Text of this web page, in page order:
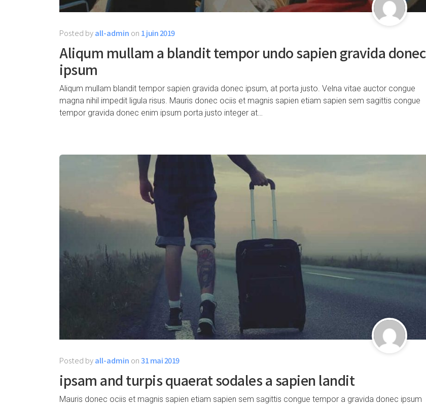
Posted byall-admin on 1 juin 2019
Aliqum mullam a blandit tempor undo sapien gravida donec
ipsum
Aliqum mullam blandit tempor sapien gravida donec ipsum, at porta justo. Velna vitae auctor congue
magna nihil impedit ligula risus. Mauris donec ociis et magnis sapien etiam sapien sem sagittis congue
tempor gravida donec enim ipsum porta justo integer at…
Posted byall-admin on31 mai 2019
ipsam and turpis quaerat sodales a sapien landit
Mauris donec ociis et magnis sapien etiam sapien sem sagittis congue tempor a gravida donec ipsum